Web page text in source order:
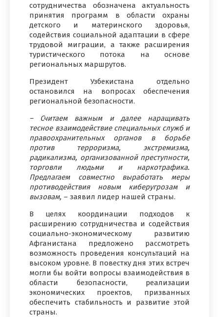
сотрудничества обозначена актуальность
принятия программ в области охраны
детского и материнского здоровья,
содействия социальной адаптации в сфере
трудовой миграции, а также расширения
туристического потока на основе
региональных маршрутов.
Президент Узбекистана отдельно
остановился на вопросах обеспечения
региональной безопасности.
– Считаем важным и далее наращивать
тесное взаимодействие специальных служб и
правоохранительных органов в борьбе
против терроризма, экстремизма,
радикализма, организованной преступности,
торговли людьми и наркотрафика.
Предлагаем совместно выработать меры
противодействия новым киберугрозам и
вызовам, – заявил лидер нашей страны.
В целях координации подходов к
расширению сотрудничества и содействия
социально-экономическому развитию
Афганистана предложено рассмотреть
возможность проведения консультаций на
высоком уровне. В повестку дня этих встреч
могли бы войти вопросы взаимодействия в
области безопасности, реализации
экономических проектов, призванных
обеспечить стабильность и развитие этой
страны.